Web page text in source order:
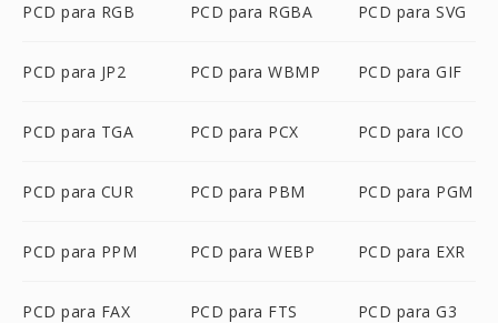
PCD para RGB PCD para RGBA PCD para SVG
PCD para JP2 PCD para WBMP PCD para GIF
PCD para TGA PCD para PCX PCD para ICO
PCD para CUR PCD para PBM PCD para PGM
PCD para PPM PCD para WEBP PCD para EXR
PCD para FAX PCD para FTS PCD para G3